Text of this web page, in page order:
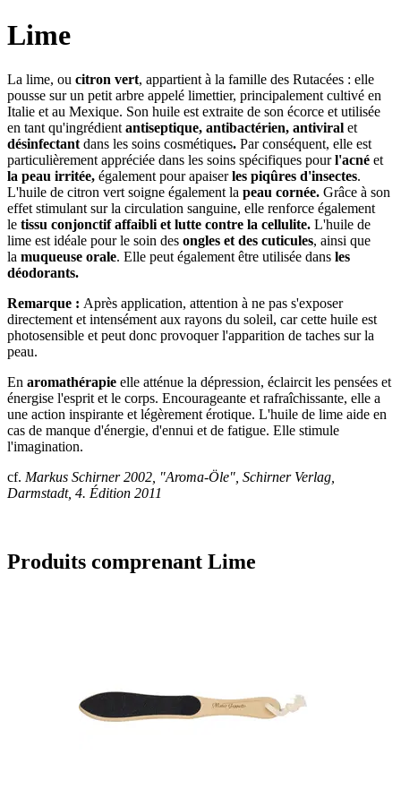
Lime
La lime, ou citron vert, appartient à la famille des Rutacées : elle
pousse sur un petit arbre appelé limettier, principalement cultivé en
Italie et au Mexique. Son huile est extraite de son écorce et utilisée
en tant qu'ingrédient antiseptique, antibactérien, antiviral et
désinfectant dans les soins cosmétiques. Par conséquent, elle est
particulièrement appréciée dans les soins spécifiques pourl'acné et
la peau irritée, également pour apaiserles piqûres d'insectes.
L'huile de citron vert soigne également la peau cornée. Grâce à son
effet stimulant sur la circulation sanguine, elle renforce également
le tissu conjonctif affaibli et lutte contre la cellulite. L'huile de
lime est idéale pour le soin des ongles et des cuticules, ainsi que
la muqueuse orale. Elle peut également être utilisée dans les
déodorants.
Remarque : Après application, attention à ne pas s'exposer
directement et intensément aux rayons du soleil, car cette huile est
photosensible et peut donc provoquer l'apparition de taches sur la
peau.
En aromathérapie elle atténue la dépression, éclaircit les pensées et
énergise l'esprit et le corps. Encourageante et rafraîchissante, elle a
une action inspirante et légèrement érotique. L'huile de lime aide en
cas de manque d'énergie, d'ennui et de fatigue. Elle stimule
l'imagination.
cf. Markus Schirner 2002, "Aroma-Öle", Schirner Verlag,
Darmstadt, 4. Édition 2011
Produits comprenant Lime